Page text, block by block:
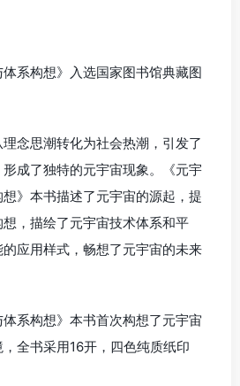
体系构想》入选国家图书馆典藏图
念思潮转化为社会热潮，引发了
成了独特的元宇宙现象。《元宇
》本书描述了元宇宙的源起，提
，描绘了元宇宙技术体系和平
应用样式，畅想了元宇宙的未来
体系构想》本书首次构想了元宇宙
全书采用16开，四色纯质纸印